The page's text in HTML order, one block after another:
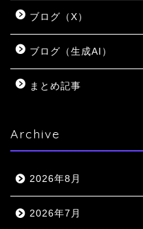
ブログ（X）
ブログ（生成AI）
まとめ記事
Archive
2026年8月
2026年7月